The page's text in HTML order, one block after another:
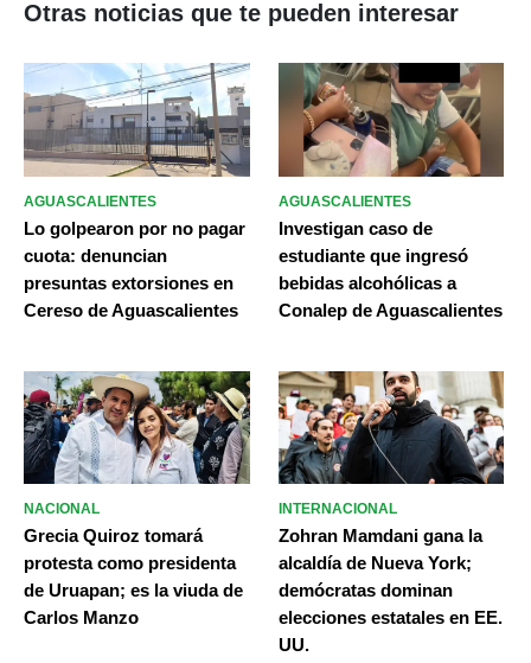
Otras noticias que te pueden interesar
AGUASCALIENTES
Lo golpearon por no pagar
cuota: denuncian
presuntas extorsiones en
Cereso de Aguascalientes
AGUASCALIENTES
Investigan caso de
estudiante que ingresó
bebidas alcohólicas a
Conalep de Aguascalientes
NACIONAL
Grecia Quiroz tomará
protesta como presidenta
de Uruapan; es la viuda de
Carlos Manzo
INTERNACIONAL
Zohran Mamdani gana la
alcaldía de Nueva York;
demócratas dominan
elecciones estatales en EE.
UU.